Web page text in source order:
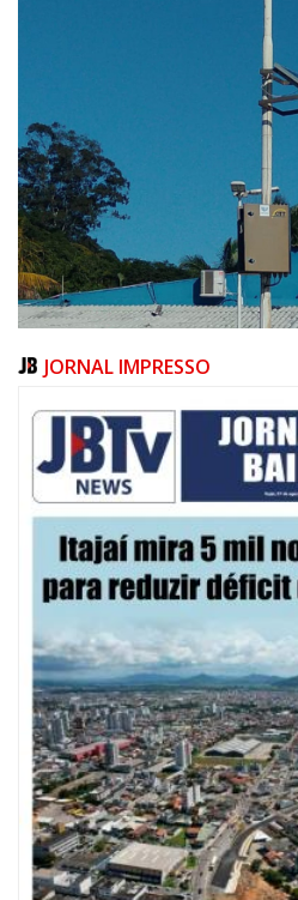
07/08/2026 | 10:15
Defesa Civil de Itajaí e Univali ampliam
novo marégrafo
NAVEGANTES
JORNAL IMPRESSO